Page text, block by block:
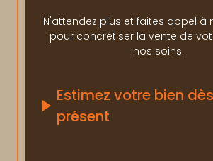
N'attendez plus et faites appel à
pour concrétiser la vente de
nos soins.
Estimez votre bien
présent